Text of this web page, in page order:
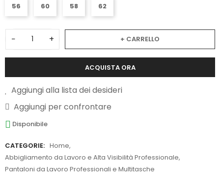
56 60 58 62
− + + CARRELLO
ACQUISTA ORA
Aggiungi alla lista dei desideri
Aggiungi per confrontare
Disponibile
CATEGORIE: Home,
Abbigliamento da Lavoro e Alta Visibilità Professionale,
Pantaloni da Lavoro Professionali e Multitasche